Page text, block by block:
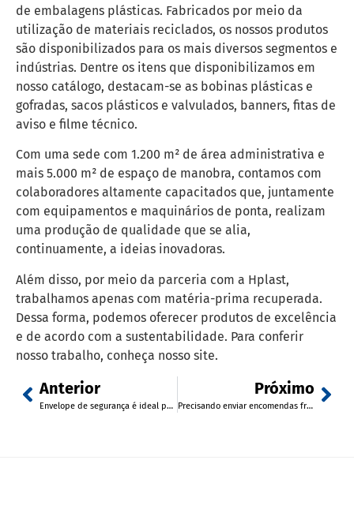
de embalagens plásticas. Fabricados por meio da
utilização de materiais reciclados, os nossos produtos
são disponibilizados para os mais diversos segmentos e
indústrias. Dentre os itens que disponibilizamos em
nosso catálogo, destacam-se as bobinas plásticas e
gofradas, sacos plásticos e valvulados, banners, fitas de
aviso e filme técnico.
Com uma sede com 1.200 m² de área administrativa e
mais 5.000 m² de espaço de manobra, contamos com
colaboradores altamente capacitados que, juntamente
com equipamentos e maquinários de ponta, realizam
uma produção de qualidade que se alia,
continuamente, a ideias inovadoras.
Além disso, por meio da parceria com a Hplast,
trabalhamos apenas com matéria-prima recuperada.
Dessa forma, podemos oferecer produtos de excelência
e de acordo com a sustentabilidade. Para conferir
nosso trabalho, conheça nosso site.
Anterior
Envelope de segurança é ideal para aplicação de provas
Próximo
Precisando enviar encomendas frágeis? Conte com os envelopes de segurança